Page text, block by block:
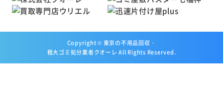
Copyright © 東京の不用品回収・
粗大ゴミ処分業者クオーレ All Rights Reserved.